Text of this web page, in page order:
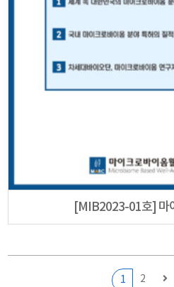
[MIB2023-01호] 마
1 2